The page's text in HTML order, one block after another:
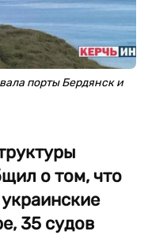
порты Бердянск и
о том, что
35 судов